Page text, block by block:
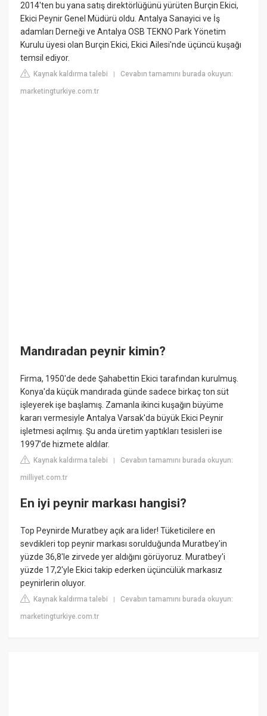
2014'ten bu yana satış direktörlüğünü yürüten Burçin Ekici,
Ekici Peynir Genel Müdürü oldu. Antalya Sanayici ve İş
adamları Derneği ve Antalya OSB TEKNO Park Yönetim
Kurulu üyesi olan Burçin Ekici, Ekici Ailesi'nde üçüncü kuşağı
temsil ediyor.
Kaynak kaldırma talebi |Cevabın tamamını burada okuyun:
marketingturkiye.com.tr
Mandıradan peynir kimin?
Firma, 1950'de dede Şahabettin Ekici tarafından kurulmuş.
Konya'da küçük mandırada günde sadece birkaç ton süt
işleyerek işe başlamış. Zamanla ikinci kuşağın büyüme
kararı vermesiyle Antalya Varsak'da büyük Ekici Peynir
işletmesi açılmış. Şu anda üretim yaptıkları tesisleri ise
1997'de hizmete aldılar.
Kaynak kaldırma talebi |Cevabın tamamını burada okuyun:
milliyet.com.tr
En iyi peynir markası hangisi?
Top Peynirde Muratbey açık ara lider! Tüketicilere en
sevdikleri top peynir markası sorulduğunda Muratbey'in
yüzde 36,8'le zirvede yer aldığını görüyoruz. Muratbey'i
yüzde 17,2'yle Ekici takip ederken üçüncülük markasız
peynirlerin oluyor.
Kaynak kaldırma talebi |Cevabın tamamını burada okuyun:
marketingturkiye.com.tr